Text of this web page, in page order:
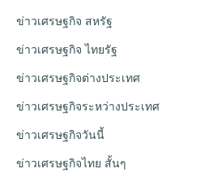
ข่าวเศรษฐกิจ สหรัฐ
ข่าวเศรษฐกิจ ไทยรัฐ
ข่าวเศรษฐกิจต่างประเทศ
ข่าวเศรษฐกิจระหว่างประเทศ
ข่าวเศรษฐกิจวันนี้
ข่าวเศรษฐกิจไทย สั้นๆ